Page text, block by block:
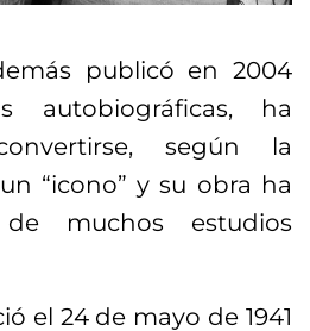
publicó en 2004
autobiográficas, ha
según la
“icono” y su obra ha
muchos estudios
el 24 de mayo de 1941